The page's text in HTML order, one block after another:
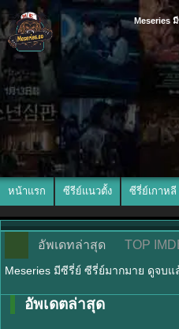
Meseries
หน้าแรก ซีรีย์แนวตั้ง ซีรี่ย์เกาหลี
อัพเดทล่าสุด TOP
Meseries มีซีรี่ย์ ซีรี่ย์มากมาย ดูจบแ
อัพเดตล่าสุด
พากย์ไทย